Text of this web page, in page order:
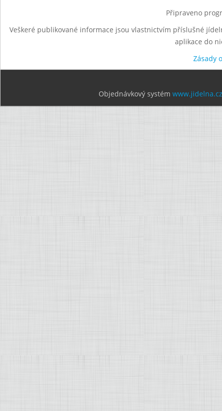
Připraveno
Veškeré publikované informace jsou vlastnictvím příslušné
aplikace do
Zásady
Objednávkový systém www.jidelna.cz